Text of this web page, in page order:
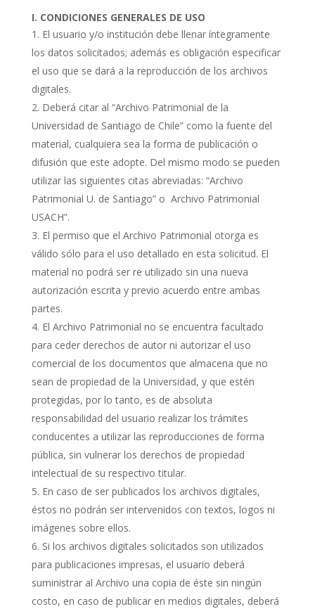
I. CONDICIONES GENERALES DE USO
El usuario y/o institución debe llenar íntegramente
los datos solicitados; además es obligación especificar
el uso que se dará a la reproducción de los archivos
digitales.
Deberá citar al “Archivo Patrimonial de la
Universidad de Santiago de Chile” como la fuente del
material, cualquiera sea la forma de publicación o
difusión que este adopte. Del mismo modo se pueden
utilizar las siguientes citas abreviadas: “Archivo
Patrimonial U. de Santiago” o Archivo Patrimonial
USACH”.
El permiso que el Archivo Patrimonial otorga es
válido sólo para el uso detallado en esta solicitud. El
material no podrá ser re utilizado sin una nueva
autorización escrita y previo acuerdo entre ambas
partes.
El Archivo Patrimonial no se encuentra facultado
para ceder derechos de autor ni autorizar el uso
comercial de los documentos que almacena que no
sean de propiedad de la Universidad, y que estén
protegidas, por lo tanto, es de absoluta
responsabilidad del usuario realizar los trámites
conducentes a utilizar las reproducciones de forma
pública, sin vulnerar los derechos de propiedad
intelectual de su respectivo titular.
En caso de ser publicados los archivos digitales,
éstos no podrán ser intervenidos con textos, logos ni
imágenes sobre ellos.
Si los archivos digitales solicitados son utilizados
para publicaciones impresas, el usuario deberá
suministrar al Archivo una copia de éste sin ningún
costo, en caso de publicar en medios digitales, deberá